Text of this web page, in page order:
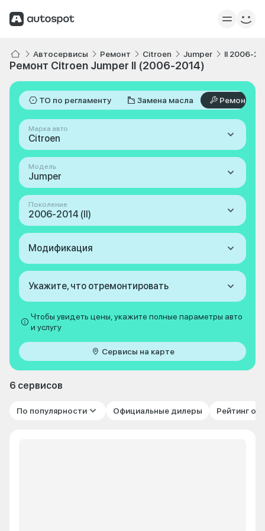
Автосервисы Ремонт Citroen Jumper II 2006-
Ремонт Citroen Jumper II (2006-2014)
ТО по регламенту Замена масла Ремонт
Марка авто
Citroen
Модель
Jumper
Поколение
2006-2014 (II)
Модификация
Укажите, что отремонтировать
Чтобы увидеть цены, укажите полные параметры авто
и услугу
Сервисы на карте
6 сервисов
По популярности Официальные дилеры Рейтинг